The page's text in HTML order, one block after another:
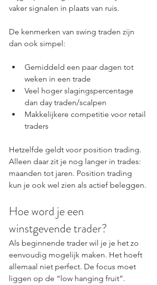
vaker signalen in plaats van ruis.
De kenmerken van swing traden zijn
dan ook simpel:
Gemiddeld een paar dagen tot
weken in een trade
Veel hoger slagingspercentage
dan day traden/scalpen
Makkelijkere competitie voor retail
traders
Hetzelfde geldt voor position trading.
Alleen daar zit je nog langer in trades:
maanden tot jaren. Position trading
kun je ook wel zien als actief beleggen.
Hoe word je een
winstgevende trader?
Als beginnende trader wil je je het zo
eenvoudig mogelijk maken. Het hoeft
allemaal niet perfect. De focus moet
liggen op de “low hanging fruit”.